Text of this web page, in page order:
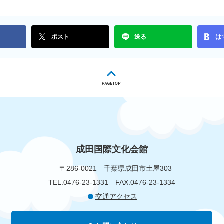
ポスト 送る は
成田国際文化会館
〒286-0021 千葉県成田市土屋303
TEL.0476-23-1331 FAX.0476-23-1334
交通アクセス